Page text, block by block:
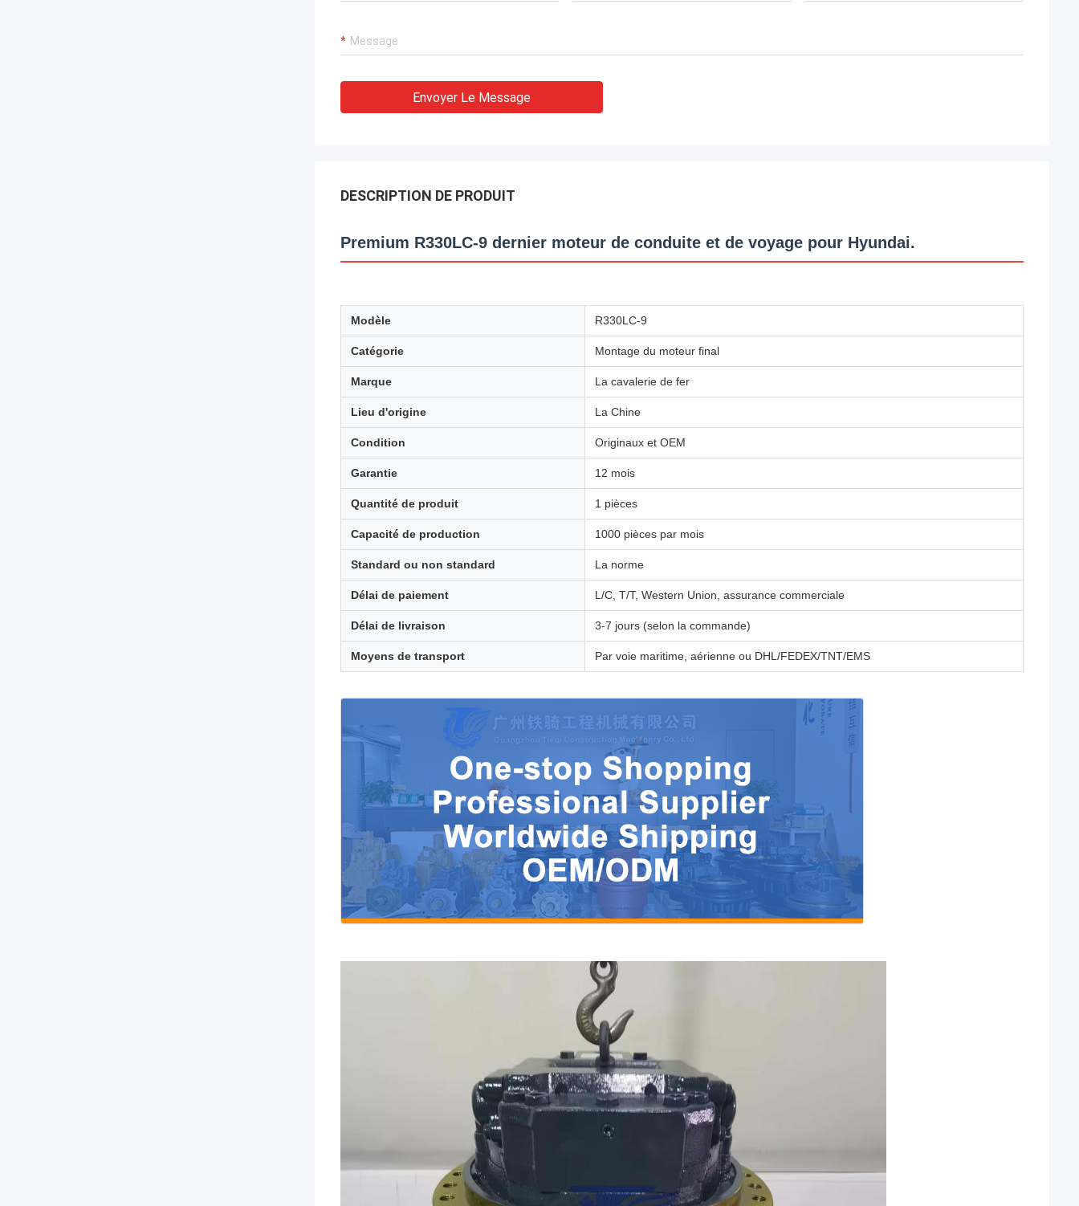
Envoyer Le Message
DESCRIPTION DE PRODUIT
Premium R330LC-9 dernier moteur de conduite et de voyage pour Hyundai.
Modèle R330LC-9
Catégorie Montage du moteur final
Marque La cavalerie de fer
Lieu d'origine La Chine
Condition Originaux et OEM
Garantie 12 mois
Quantité de produit 1 pièces
Capacité de production 1000 pièces par mois
Standard ou non standard La norme
Délai de paiement L/C, T/T, Western Union, assurance commerciale
Délai de livraison 3-7 jours (selon la commande)
Moyens de transport Par voie maritime, aérienne ou DHL/FEDEX/TNT/EMS